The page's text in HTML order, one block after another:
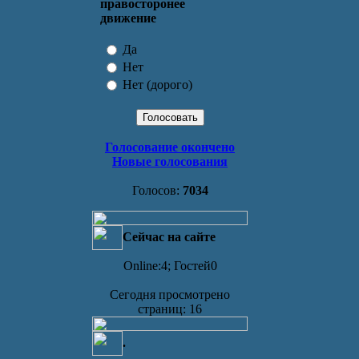
правосторонее
движение
Да
Нет
Нет (дорого)
Голосование окончено
Новые голосования
Голосов: 7034
Сейчас на сайте
Online:4; Гостей0
Сегодня просмотрено
страниц: 16
.